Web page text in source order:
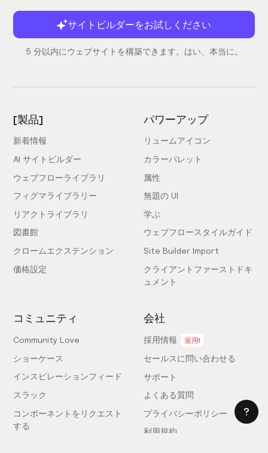
サイトビルダーをお試しください
5 分以内にウェブサイトを構築できます。はい、本当に。
[製品]
新着情報
AI サイトビルダー
ウェブフローライブラリ
フィグマライブラリー
リアクトライブラリ
図書館
クロームエクステンション
価格設定
パワーアップ
リュームアイコン
カラーパレット
属性
無題の UI
学ぶ
ウェブフロースタイルガイド
Site Builder Import
クライアントファーストドキ
ュメント
コミュニティ
Community Love
ショーケース
インスピレーションフィード
スラック
コンポーネントをリクエスト
する
会社
採用情報 雇用!
セールスに問い合わせる
サポート
よくある質問
プライバシーポリシー
利用規約